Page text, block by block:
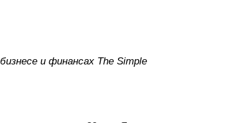
и финансах The Simple